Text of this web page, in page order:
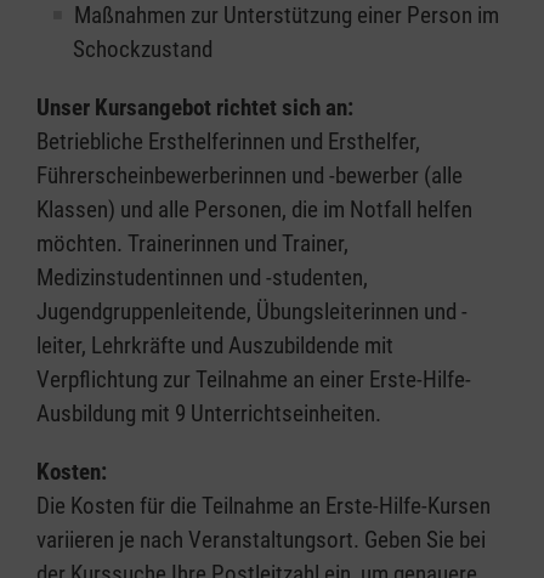
Maßnahmen zur Unterstützung einer Person im
Schockzustand
Unser Kursangebot richtet sich an:
Betriebliche Ersthelferinnen und Ersthelfer,
Führerscheinbewerberinnen und -bewerber (alle
Klassen) und alle Personen, die im Notfall helfen
möchten. Trainerinnen und Trainer,
Medizinstudentinnen und -studenten,
Jugendgruppenleitende, Übungsleiterinnen und -
leiter, Lehrkräfte und Auszubildende mit
Verpflichtung zur Teilnahme an einer Erste-Hilfe-
Ausbildung mit 9 Unterrichtseinheiten.
Kosten:
Die Kosten für die Teilnahme an Erste-Hilfe-Kursen
variieren je nach Veranstaltungsort. Geben Sie bei